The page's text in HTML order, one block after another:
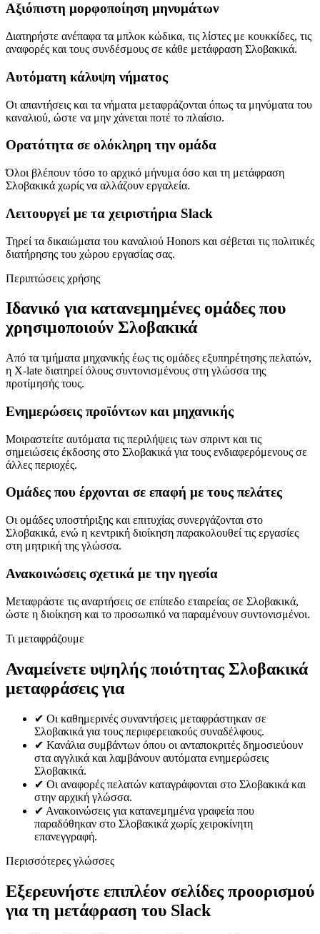
Αξιόπιστη μορφοποίηση μηνυμάτων
Διατηρήστε ανέπαφα τα μπλοκ κώδικα, τις λίστες με κουκκίδες, τις
αναφορές και τους συνδέσμους σε κάθε μετάφραση Σλοβακικά.
Αυτόματη κάλυψη νήματος
Οι απαντήσεις και τα νήματα μεταφράζονται όπως τα μηνύματα του
καναλιού, ώστε να μην χάνεται ποτέ το πλαίσιο.
Ορατότητα σε ολόκληρη την ομάδα
Όλοι βλέπουν τόσο το αρχικό μήνυμα όσο και τη μετάφραση
Σλοβακικά χωρίς να αλλάζουν εργαλεία.
Λειτουργεί με τα χειριστήρια Slack
Τηρεί τα δικαιώματα του καναλιού Honors και σέβεται τις πολιτικές
διατήρησης του χώρου εργασίας σας.
Περιπτώσεις χρήσης
Ιδανικό για κατανεμημένες ομάδες που
χρησιμοποιούν Σλοβακικά
Από τα τμήματα μηχανικής έως τις ομάδες εξυπηρέτησης πελατών,
η X-late διατηρεί όλους συντονισμένους στη γλώσσα της
προτίμησής τους.
Ενημερώσεις προϊόντων και μηχανικής
Μοιραστείτε αυτόματα τις περιλήψεις των σπριντ και τις
σημειώσεις έκδοσης στο Σλοβακικά για τους ενδιαφερόμενους σε
άλλες περιοχές.
Ομάδες που έρχονται σε επαφή με τους πελάτες
Οι ομάδες υποστήριξης και επιτυχίας συνεργάζονται στο
Σλοβακικά, ενώ η κεντρική διοίκηση παρακολουθεί τις εργασίες
στη μητρική της γλώσσα.
Ανακοινώσεις σχετικά με την ηγεσία
Μεταφράστε τις αναρτήσεις σε επίπεδο εταιρείας σε Σλοβακικά,
ώστε η διοίκηση και το προσωπικό να παραμένουν συντονισμένοι.
Τι μεταφράζουμε
Αναμείνετε υψηλής ποιότητας Σλοβακικά
μεταφράσεις για
✔ Οι καθημερινές συναντήσεις μεταφράστηκαν σε
Σλοβακικά για τους περιφερειακούς συναδέλφους.
✔ Κανάλια συμβάντων όπου οι ανταποκριτές δημοσιεύουν
στα αγγλικά και λαμβάνουν αυτόματα ενημερώσεις
Σλοβακικά.
✔ Οι αναφορές πελατών καταγράφονται στο Σλοβακικά και
στην αρχική γλώσσα.
✔ Ανακοινώσεις για κατανεμημένα γραφεία που
παραδόθηκαν στο Σλοβακικά χωρίς χειροκίνητη
επανεγγραφή.
Περισσότερες γλώσσες
Εξερευνήστε επιπλέον σελίδες προορισμού
για τη μετάφραση του Slack